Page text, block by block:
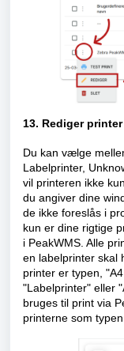
13. Rediger printer
Du kan vælge
Labelprinter,
vil printeren ikke
du angiver dine
de ikke foreslås i
kun er dine rigtige
i PeakWMS. Alle
en labelprinter skal
printer er typen,
"Labelprinter" eller
bruges til print via
printerne som